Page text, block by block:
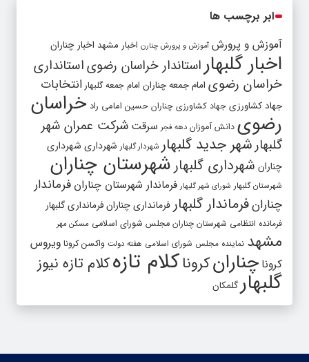
ابر برچسب ها
آموزش و پرورش آموزش و پرورش چنارن اخبار مشهد اخبار چناران
اخبار گلبهار استاندار خراسان رضویاستانداری
خراسان رضوی امام جمعه چناران امام جمعه گلبهار انتخابات
جهاد کشاورزی جهاد کشاورزی چناران حسین امامی راد خراسان
رضوی دانش آموزان دهه فجر سرقت شرکت عمران شهر
گلبهار شهر جدید گلبهار شهردار گلبهار شهرداری شهرداری
چناران شهرداری گلبهار شهرستان چناران
شهرستان گلبهار شورای شهر گلبهار فرماندار شهرستان چناران فرماندار
چنارانفرماندار گلبهار فرمانداری چنارانفرمانداری گلبهار
فرمانده انتظامی شهرستان چناران مجلس شورای اسلامی مسکن مهر
مشهد نماینده مجلس شورای اسلامی هفته دولت واکسن کرونا ویروس
کرونا چنارانکروناکلام تازهکلام تازه نیوز
گلبهار گلمکان